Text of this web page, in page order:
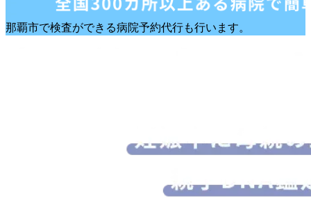
那覇市で検査ができる病院予約代行も行います。